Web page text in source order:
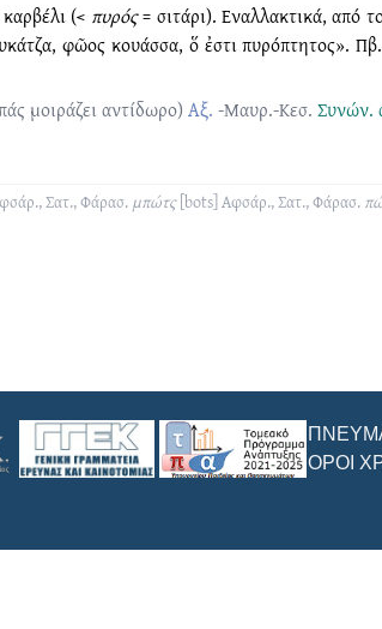
(< πυρός= σιτάρι). Εναλλακτικά, από
φῶος κουάσσα, ὅ ἐστι πυρόπτητος». Πβ.
μοιράζει αντίδωρο) Αξ. -Μαυρ.-Κεσ. Συνών.
Σατ., Φάρασ. μπώτς [bots] Αφσάρ., Σατ., Φάρασ.
ΌΡΟΙ